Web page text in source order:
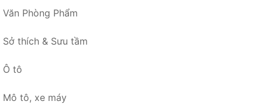
Văn Phòng Phẩm
Sở thích & Sưu tầm
Ô tô
Mô tô, xe máy